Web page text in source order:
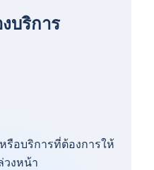
บริการ
รือบริการที่ต้องการให้
วงหน้า